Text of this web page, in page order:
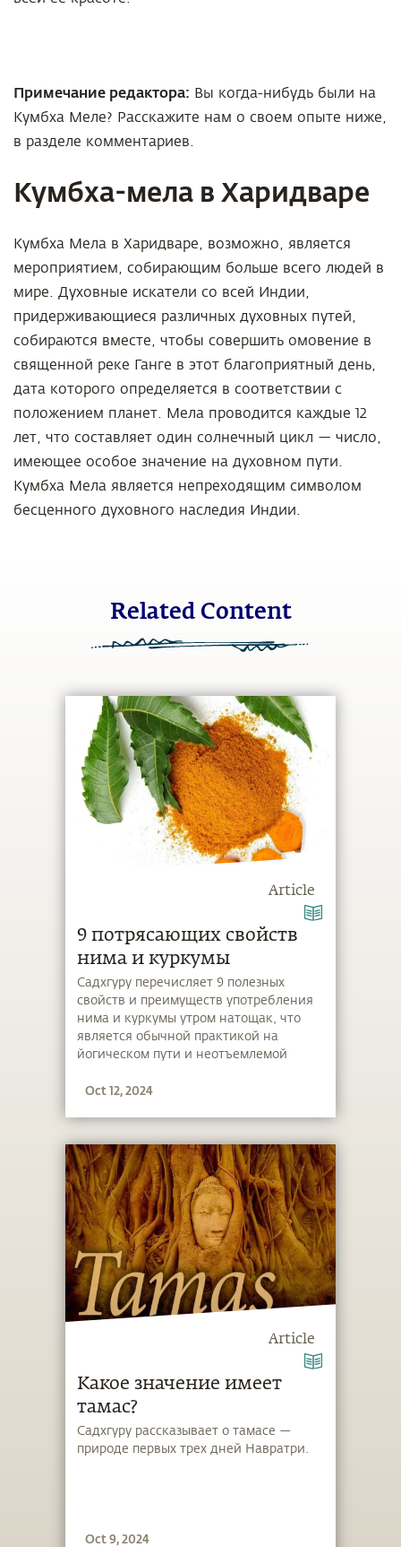
Примечание редактора: Вы когда-нибудь были на
Кумбха Меле? Расскажите нам о своем опыте ниже,
в разделе комментариев.
Кумбха-мела в Харидваре
Кумбха Мела в Харидваре, возможно, является
мероприятием, собирающим больше всего людей в
мире. Духовные искатели со всей Индии,
придерживающиеся различных духовных путей,
собираются вместе, чтобы совершить омовение в
священной реке Ганге в этот благоприятный день,
дата которого определяется в соответствии с
положением планет. Мела проводится каждые 12
лет, что составляет один солнечный цикл — число,
имеющее особое значение на духовном пути.
Кумбха Мела является непреходящим символом
бесценного духовного наследия Индии.
Related Content
Article
9 потрясающих свойств
нима и куркумы
Садхгуру перечисляет 9 полезных
свойств и преимуществ употребления
нима и куркумы утром натощак, что
является обычной практикой на
йогическом пути и неотъемлемой
«Иша».
Oct 12, 2024
Article
Какое значение имеет
тамас?
Садхгуру рассказывает о тамасе —
природе первых трех дней Навратри.
Oct 9, 2024